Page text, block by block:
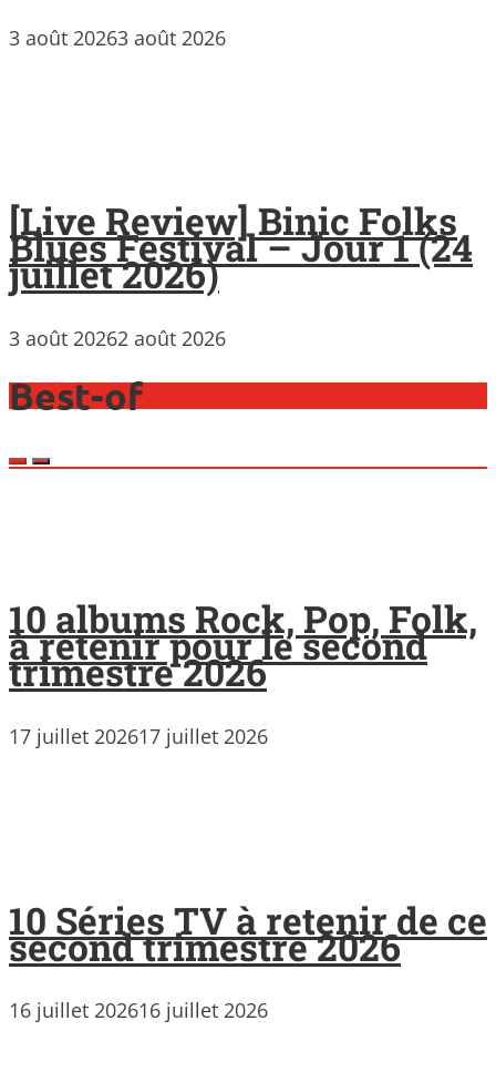
3 août 20263 août 2026
[Live Review] Binic Folks
Blues Festival – Jour 1 (24
juillet 2026)
3 août 20262 août 2026
Best-of
10 albums Rock, Pop, Folk,
à retenir pour le second
trimestre 2026
17 juillet 202617 juillet 2026
10 Séries TV à retenir de ce
second trimestre 2026
16 juillet 202616 juillet 2026